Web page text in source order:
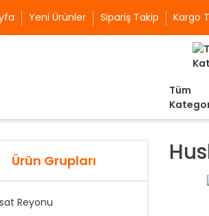
Yeni Ürünler Sipariş Takip Kargo
Tüm
Ürün Grupları
Reyonu